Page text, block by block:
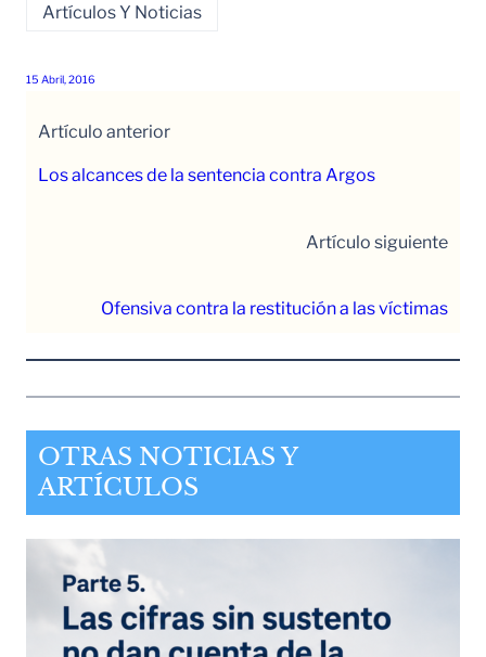
Artículos Y Noticias
15 Abril, 2016
Artículo anterior
Los alcances de la sentencia contra Argos
Artículo siguiente
Ofensiva contra la restitución a las víctimas
OTRAS NOTICIAS Y
ARTÍCULOS